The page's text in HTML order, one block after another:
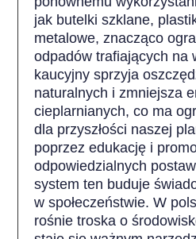
jak butelki szklane,
metalowe, znacząco
odpadów trafiających na
kaucyjny sprzyja
naturalnych i zmniejsza
cieplarnianych, co ma
dla przyszłości naszej
poprzez edukację i
odpowiedzialnych
system ten buduje
w społeczeństwie. W
rośnie troska o